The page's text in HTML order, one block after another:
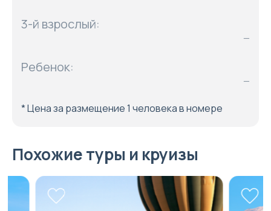
3-й взрослый:
—
Ребенок:
—
* Цена за размещение 1 человека в номере
Похожие туры и круизы